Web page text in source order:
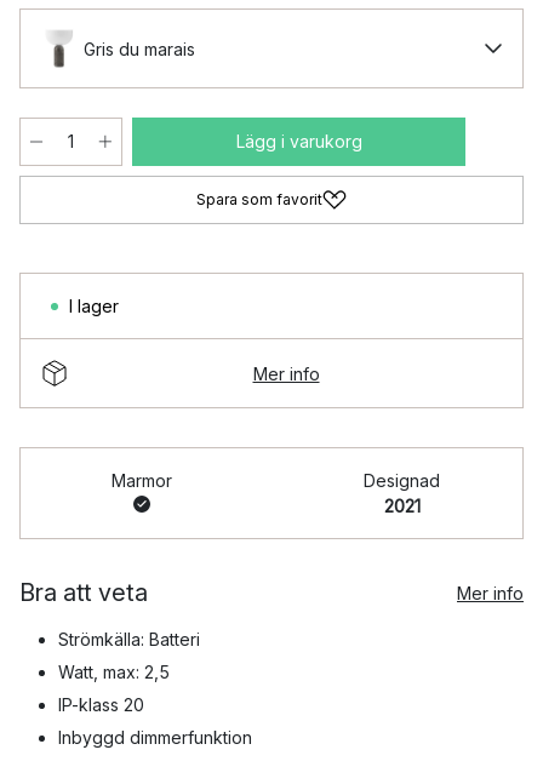
Gris du marais
Lägg i varukorg
Spara som favorit
I lager
Mer info
Marmor
Designad
2021
Bra att veta Mer info
Strömkälla: Batteri
Watt, max: 2,5
IP-klass 20
Inbyggd dimmerfunktion